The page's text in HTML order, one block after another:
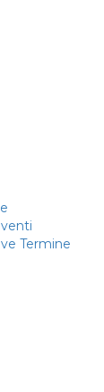
Termine